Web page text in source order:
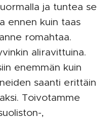
ja tuntea se
ennen kuin taas
romahtaa.
aliravittuina.
enemmän kuin
saanti erittäin
Toivotamme
,